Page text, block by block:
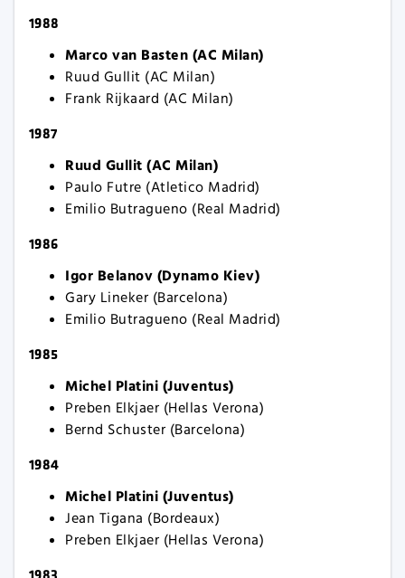
1988
Marco van Basten (AC Milan)
Ruud Gullit (AC Milan)
Frank Rijkaard (AC Milan)
1987
Ruud Gullit (AC Milan)
Paulo Futre (Atletico Madrid)
Emilio Butragueno (Real Madrid)
1986
Igor Belanov (Dynamo Kiev)
Gary Lineker (Barcelona)
Emilio Butragueno (Real Madrid)
1985
Michel Platini (Juventus)
Preben Elkjaer (Hellas Verona)
Bernd Schuster (Barcelona)
1984
Michel Platini (Juventus)
Jean Tigana (Bordeaux)
Preben Elkjaer (Hellas Verona)